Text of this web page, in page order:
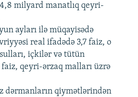
milyard manatlıq qeyri-
ayları ilə müqayisədə
real ifadədə 3,7 faiz, o
içkilər və tütün
qeyri-ərzaq malları üzrə
dərmanların qiymətlərindən